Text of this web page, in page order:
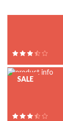
Hãng sản xuất :
Bảo hành: 1.5 năm
SALE
Hãng sản xuất :